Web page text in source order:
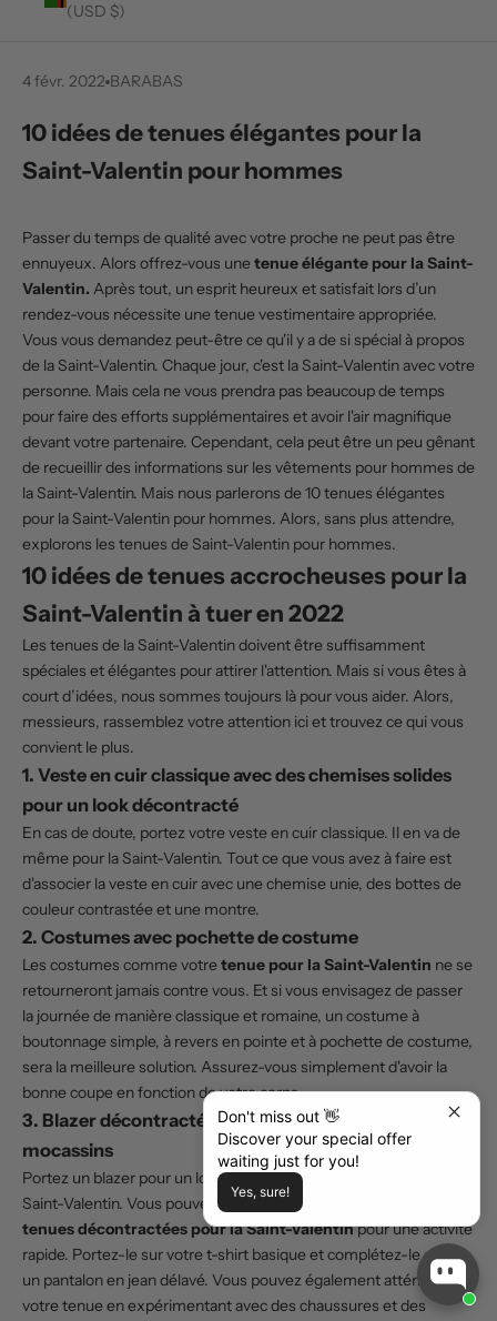
Don't miss out 👋
Discover your special offer
waiting just for you!
Yes, sure!
(USD $)
4 févr. 2022 BARABAS
10 idées de tenues élégantes pour la
Saint-Valentin pour hommes
Passer du temps de qualité avec votre proche ne peut pas être
ennuyeux. Alors offrez-vous unetenue élégante pour la Saint-
Valentin. Après tout, un esprit heureux et satisfait lors d’un
rendez-vous nécessite une tenue vestimentaire appropriée.
Vous vous demandez peut-être ce qu'il y a de si spécial à propos
de la Saint-Valentin. Chaque jour, c'est la Saint-Valentin avec votre
personne. Mais cela ne vous prendra pas beaucoup de temps
pour faire des efforts supplémentaires et avoir l'air magnifique
devant votre partenaire. Cependant, cela peut être un peu gênant
de recueillir des informations sur les vêtements pour hommes de
la Saint-Valentin. Mais nous parlerons de 10 tenues élégantes
pour la Saint-Valentin pour hommes. Alors, sans plus attendre,
explorons les tenues de Saint-Valentin pour hommes.
10 idées de tenues accrocheuses pour la
Saint-Valentin à tuer en 2022
Les tenues de la Saint-Valentin doivent être suffisamment
spéciales et élégantes pour attirer l'attention. Mais si vous êtes à
court d’idées, nous sommes toujours là pour vous aider. Alors,
messieurs, rassemblez votre attention ici et trouvez ce qui vous
convient le plus.
1. Veste en cuir classique avec des chemises solides
pour un look décontracté
En cas de doute, portez votre veste en cuir classique. Il en va de
même pour la Saint-Valentin. Tout ce que vous avez à faire est
d'associer laveste en cuiravec une chemise unie, des bottes de
couleur contrastée et une montre.
2. Costumes avec pochette de costume
Les costumes comme votretenue pour la Saint-Valentin ne se
retourneront jamais contre vous. Et si vous envisagez de passer
la journée de manière classique et romaine, un costume à
boutonnage simple, à revers en pointe et à pochette de costume,
sera la meilleure solution. Assurez-vous simplement d'avoir la
bonne coupe en fonction de votre corps.
3. Blazer décontracté avec des jeans et des
mocassins
Portez un blazer pour un look brillant et extraordinaire le jour de la
Saint-Valentin. Vous pouvez le conserver dans vos
tenues décontractées pour la Saint-Valentinpour une activité
rapide. Portez-le sur votre t-shirt basique et complétez-le avec
un pantalon en jeandélavé. Vous pouvez également atténuer
votre tenue en expérimentant avec des chaussures etdes